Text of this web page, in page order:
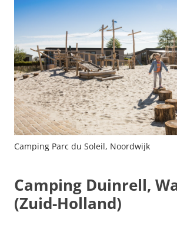
Camping Parc du Soleil, Noordwijk
Camping Duinrell,
(Zuid-Holland)